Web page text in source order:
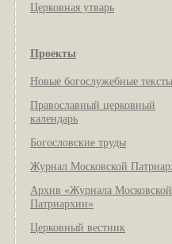
Церковная утварь
Проекты
Новые богослужебные тексты
Православный церковный
календарь
Богословские труды
Журнал Московской
Архив «Журнала Московской
Патриархии»
Церковный вестник